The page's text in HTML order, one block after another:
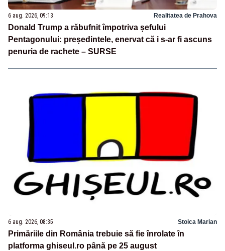
6 aug. 2026, 09:13 Realitatea de Prahova
Donald Trump a răbufnit împotriva șefului
Pentagonului: președintele, enervat că i s-ar fi ascuns
penuria de rachete – SURSE
6 aug. 2026, 08:35 Stoica Marian
Primăriile din România trebuie să fie înrolate în
platforma ghiseul.ro până pe 25 august